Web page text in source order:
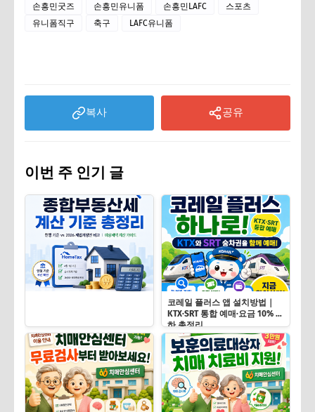
손흥민굿즈 손흥민유니폼 손흥민LAFC
스포츠
유니폼직구
축구 LAFC유니폼
복사 공유
이번 주 인기 글
코레일 플러스 앱 설치방법｜
KTX·SRT 통합 예매·요금 10% 인
하 총정리